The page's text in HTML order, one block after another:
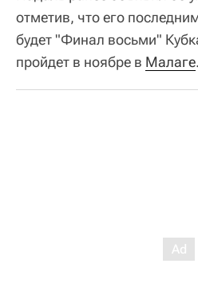
отметив, что его
будет "Финал восьми"
пройдет в ноябре в Малаге.